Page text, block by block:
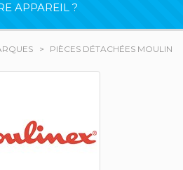
APPAREIL ?
PIÈCES DÉTACHÉES MOULINEX